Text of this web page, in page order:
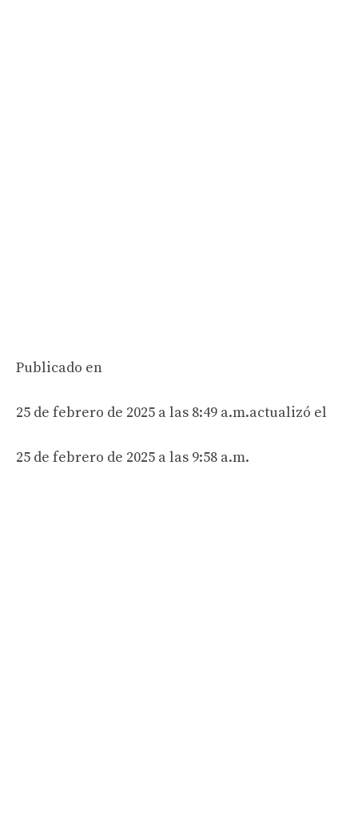
Publicado en
25 de febrero de 2025 a las 8:49 a.m.actualizó el
25 de febrero de 2025 a las 9:58 a.m.